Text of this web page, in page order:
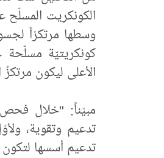
الكونكريت
وسطها مرتكزاً
كونكريتيّة
الأعلى ليكون
مبيّناً: "خلال فحص
تدعيم وتقوية،
تدعيم أسسها